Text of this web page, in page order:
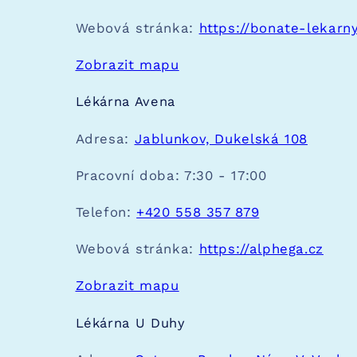
Webová stránka: https://bonate-
Zobrazit mapu
Lékárna Avena
Adresa: Jablunkov, Dukelská 108
Pracovní doba: 7:30 - 17:00
Telefon: +420 558 357 879
Webová stránka: https://alphega.cz
Zobrazit mapu
Lékárna U Duhy